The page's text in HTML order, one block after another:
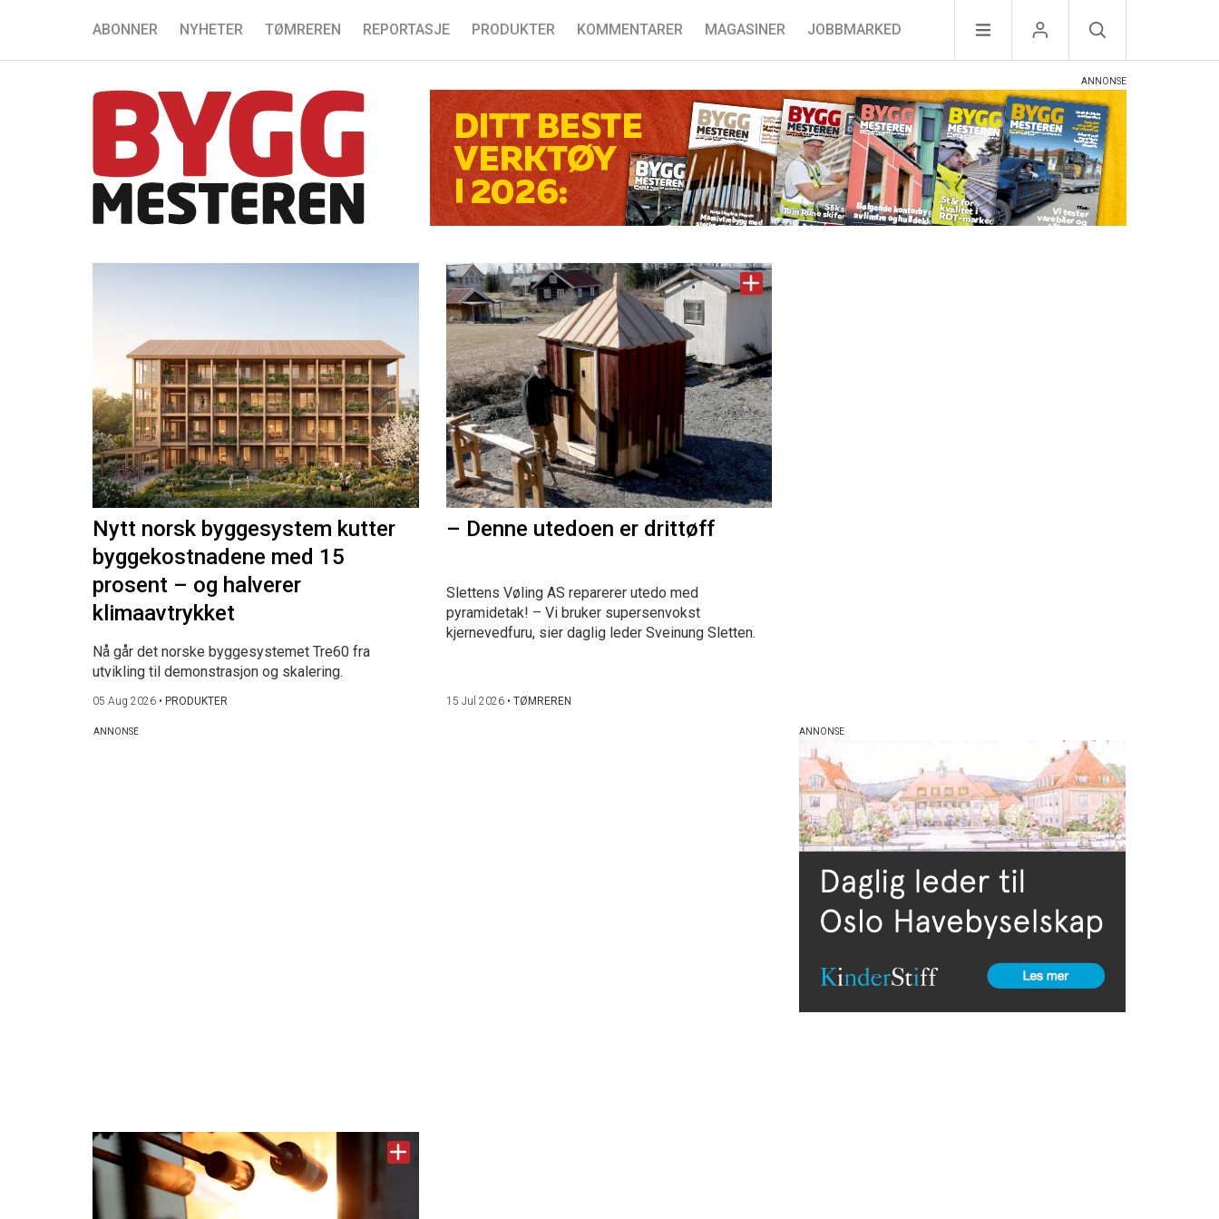
ABONNER NYHETER TØMREREN REPORTASJE PRODUKTER KOMMENTARER MAGASINER JOBBMARKED
Nytt norsk byggesystem kutter
byggekostnadene med 15
prosent – og halverer
klimaavtrykket
Nå går det norske byggesystemet Tre60 fra
utvikling til demonstrasjon og skalering.
05 Aug 2026 • PRODUKTER
– Denne utedoen er drittøff
Slettens Vøling AS reparerer utedo med
pyramidetak! – Vi bruker supersenvokst
kjernevedfuru, sier daglig leder Sveinung Sletten.
15 Jul 2026• TØMREREN